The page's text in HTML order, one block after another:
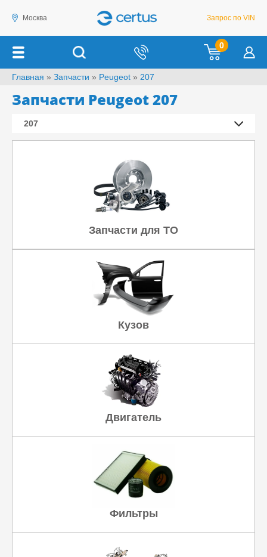
Москва Запрос по VIN
0
Главная » Запчасти » Peugeot » 207
Запчасти Peugeot 207
207
Запчасти для ТО
Кузов
Двигатель
Фильтры